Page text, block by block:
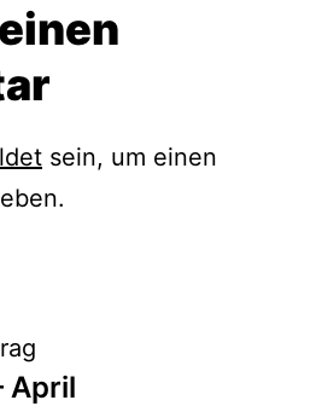
sein, um einen
April